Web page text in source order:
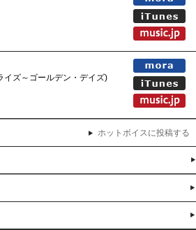
イズ～ゴールデン・デイズ)
ホットボイスに投稿する